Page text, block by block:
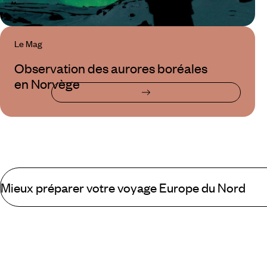
Le Mag
Observation des aurores boréales
en Norvège
Mieux préparer votre voyage Europe du Nord
Suède, Islande, Norvège, Danemark, Lettonie, Lituanie… Voilà